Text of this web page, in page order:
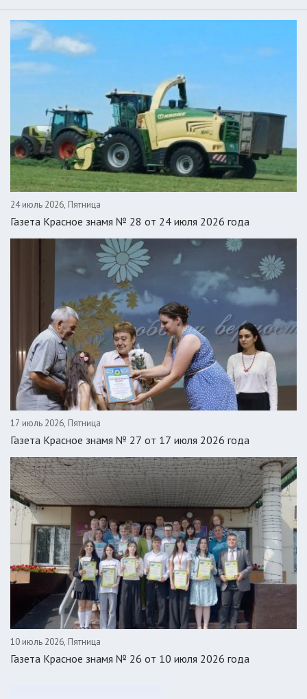
24 июль 2026, Пятница
Газета Красное знамя № 28 от 24 июля 2026 года
17 июль 2026, Пятница
Газета Красное знамя № 27 от 17 июля 2026 года
10 июль 2026, Пятница
Газета Красное знамя № 26 от 10 июля 2026 года